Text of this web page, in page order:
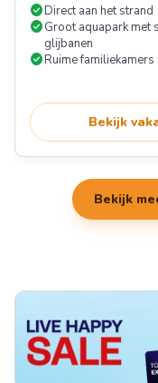
check_circleDirect aan het strand
check_circleGroot aquapark met
glijbanen
check_circleRuime familiekamers
Bekijk
Bekijk